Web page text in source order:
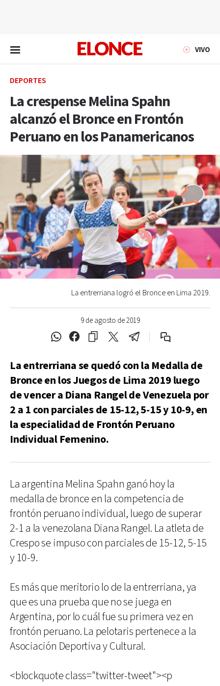
VIVO
DEPORTES
La crespense Melina Spahn
alcanzó el Bronce en Frontón
Peruano en los Panamericanos
9 de agosto de 2019
La entrerriana logró el Bronce en Lima 2019.
La entrerriana se quedó con la Medalla de
Bronce en los Juegos de Lima 2019 luego
de vencer a Diana Rangel de Venezuela por
2 a 1 con parciales de 15-12, 5-15 y 10-9, en
la especialidad de Frontón Peruano
Individual Femenino.
La argentina Melina Spahn ganó hoy la
medalla de bronce en la competencia de
frontón peruano individual, luego de superar
2-1 a la venezolana Diana Rangel. La atleta de
Crespo se impuso con parciales de 15-12, 5-15
y 10-9.
Es más que meritorio lo de la entrerriana, ya
que es una prueba que no se juega en
Argentina, por lo cuál fue su primera vez en
frontón peruano. La pelotaris pertenece a la
Asociación Deportiva y Cultural.
<blockquote class="twitter-tweet"><p